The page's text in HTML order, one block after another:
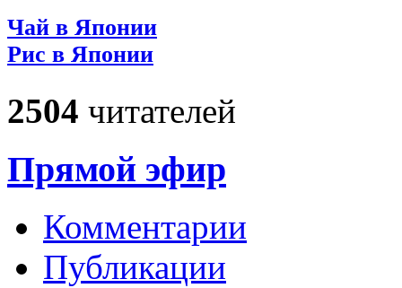
Чай в Японии
Рис в Японии
2504 читателей
Прямой эфир
Комментарии
Публикации